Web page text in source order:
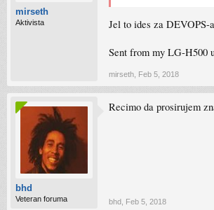
mirseth
Aktivista Jel to ides za DEVOPS-
Sent from my LG-H500
mirseth Feb 5, 2018
bhd
Veteran foruma
Recimo da prosirujem
bhd Feb 5, 2018